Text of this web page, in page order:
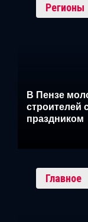
Регионы
В Пензе
строителей
праздником
Главное